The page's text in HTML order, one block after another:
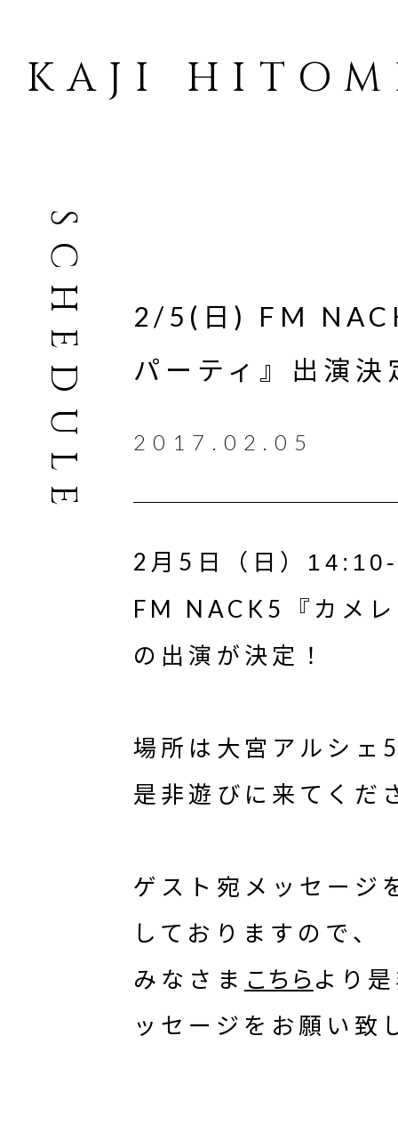
KAJI
SCHEDULE
2/5(日) FM
パーティ』出演決
2017.02.05
2月5日（日）
FM NACK5『カメ
の出演が決定！
場所は大宮アルシェ
是非遊びに来てく
ゲスト宛メッセージ
しておりますので、
みなさま こちらより
ッセージをお願い致